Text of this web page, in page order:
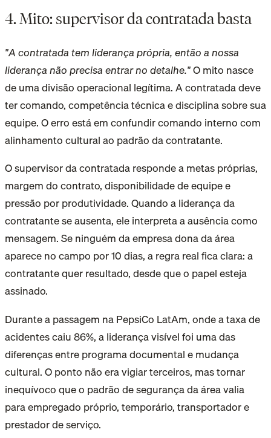
4. Mito: supervisor da contratada basta
"A contratada tem liderança própria, então a nossa
liderança não precisa entrar no detalhe."O mito nasce
de uma divisão operacional legítima. A contratada deve
ter comando, competência técnica e disciplina sobre sua
equipe. O erro está em confundir comando interno com
alinhamento cultural ao padrão da contratante.
O supervisor da contratada responde a metas próprias,
margem do contrato, disponibilidade de equipe e
pressão por produtividade. Quando a liderança da
contratante se ausenta, ele interpreta a ausência como
mensagem. Se ninguém da empresa dona da área
aparece no campo por 10 dias, a regra real fica clara: a
contratante quer resultado, desde que o papel esteja
assinado.
Durante a passagem na PepsiCo LatAm, onde a taxa de
acidentes caiu 86%, a liderança visível foi uma das
diferenças entre programa documental e mudança
cultural. O ponto não era vigiar terceiros, mas tornar
inequívoco que o padrão de segurança da área valia
para empregado próprio, temporário, transportador e
prestador de serviço.